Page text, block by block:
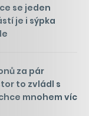
se jeden
je i sýpka
za pár
to zvládl s
mnohem víc